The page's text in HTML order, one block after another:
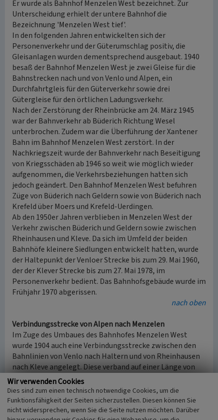
Er wurde als Bahnhof Menzelen West bezeichnet. Zur
Unterscheidung erhielt der untere Bahnhof die
Bezeichnung 'Menzelen West tief'.
In den folgenden Jahren entwickelten sich der
Personenverkehr und der Güterumschlag positiv, die
Gleisanlagen wurden dementsprechend ausgebaut. 1940
besaß der Bahnhof Menzelen West je zwei Gleise für die
Bahnstrecken nach und von Venlo und Alpen, ein
Durchfahrtgleis für den Güterverkehr sowie drei
Gütergleise für den örtlichen Ladungsverkehr.
Nach der Zerstörung der Rheinbrücke am 24. März 1945
war der Bahnverkehr ab Büderich Richtung Wesel
unterbrochen. Zudem war die Überführung der Xantener
Bahn im Bahnhof Menzelen West zerstört. In der
Nachkriegszeit wurde der Bahnverkehr nach Beseitigung
von Kriegsschäden ab 1946 so weit wie möglich wieder
aufgenommen, die Verkehrsbeziehungen hatten sich
jedoch geändert. Den Bahnhof Menzelen West befuhren
Züge von Büderich nach Geldern sowie von Büderich nach
Krefeld über Moers und Krefeld-Uerdingen.
Ab den 1950er Jahren verblieben in Menzelen West der
Verkehr zwischen Büderich und Geldern sowie zwischen
Rheinhausen und Kleve. Da sich im Umfeld der beiden
Bahnhöfe kleinere Siedlungen entwickelt hatten, wurde
der Haltepunkt der Venloer Strecke bis zum 29. Mai 1960,
der der Klever Strecke bis zum 27. Mai 1978, im
Personenverkehr bedient. Das Bahnhofsgebäude wurde im
Frühjahr 1970 abgerissen.
nach oben
Verbindungsstrecke von Alpen nach Menzelen
Im Zuge des Umbaues des Bahnhofes Menzelen West
wurde 1904 auch eine Verbindungsstrecke zwischen den
Bahnlinien von Venlo nach Haltern und von Rheinhausen
nach Kleve angelegt. Diese verband auf einer Länge von
4,5 Kilometern die Bahnhöfe
es, Umfahrungen der stark belasteten Eisenbahnstrecken
im Ruhrgebiet zu ermöglichen. Die Verbindung sollte vom
nördlichen Ruhrgebiet über Wesel, Alpen und Moers zum
Wir verwenden Cookies
Dies sind zum einen technisch notwendige Cookies, um die
Funktionsfähigkeit der Seiten sicherzustellen. Diesen können Sie
nicht widersprechen, wenn Sie die Seite nutzen möchten. Darüber